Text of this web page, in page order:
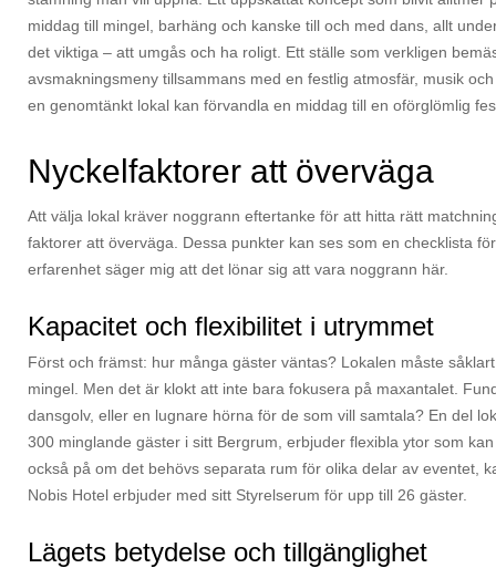
middag till mingel, barhäng och kanske till och med dans, allt
det viktiga – att umgås och ha roligt. Ett ställe som verkligen
avsmakningsmeny tillsammans med en festlig atmosfär, musik
en genomtänkt lokal kan förvandla en middag till en oförglömlig
Nyckelfaktorer att överväga
Att välja lokal kräver noggrann eftertanke för att hitta rätt
faktorer att överväga. Dessa punkter kan ses som en checklista
erfarenhet säger mig att det lönar sig att vara noggrann här.
Kapacitet och flexibilitet i utrymmet
Först och främst: hur många gäster väntas? Lokalen måste
mingel. Men det är klokt att inte bara fokusera på maxantalet.
dansgolv, eller en lugnare hörna för de som vill samtala? En del
300 minglande gäster i sitt Bergrum, erbjuder flexibla ytor som
också på om det behövs separata rum för olika delar av eventet,
Nobis Hotel erbjuder med sitt Styrelserum för upp till 26 gäster.
Lägets betydelse och tillgänglighet